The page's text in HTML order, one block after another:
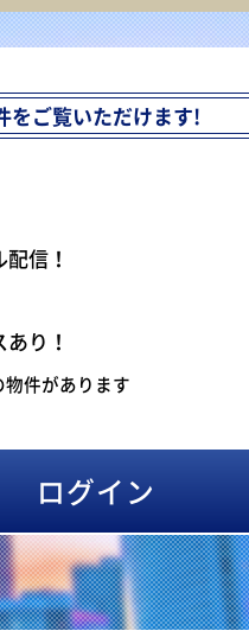
をご覧いただけます!
信！
り！
件があります
ログイン